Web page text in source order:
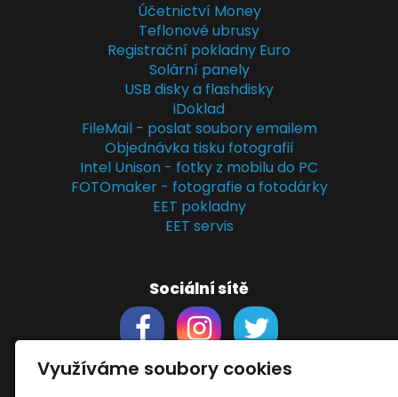
Účetnictví Money
Teflonové ubrusy
Registrační pokladny Euro
Solární panely
USB disky a flashdisky
iDoklad
FileMail - poslat soubory emailem
Objednávka tisku fotografií
Intel Unison - fotky z mobilu do PC
FOTOmaker - fotografie a fotodárky
EET pokladny
EET servis
Sociální sítě
Využíváme soubory cookies